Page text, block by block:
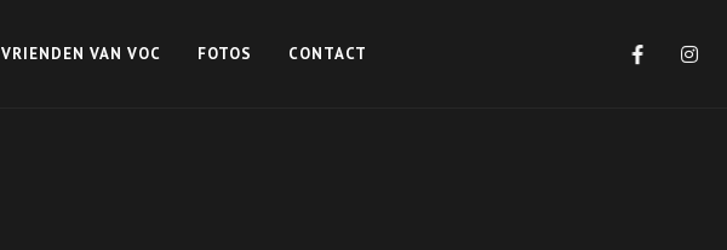
VRIENDEN VAN VOC FOTOS CONTACT